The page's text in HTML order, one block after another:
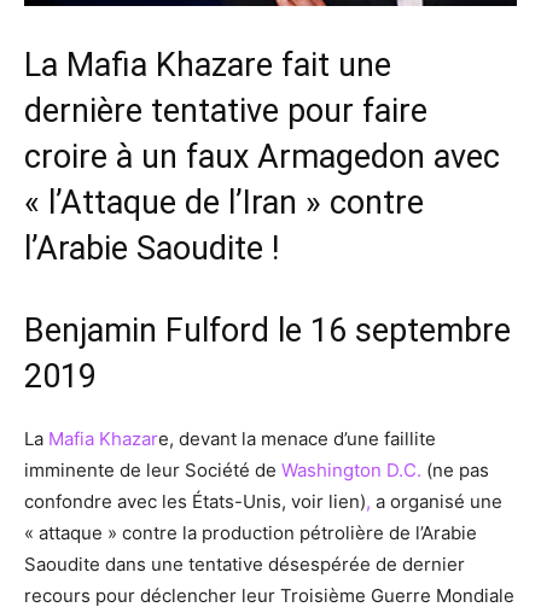
La Mafia Khazare fait une
dernière tentative pour faire
croire à un faux Armagedon avec
« l’Attaque de l’Iran » contre
l’Arabie Saoudite !
Benjamin Fulford le 16 septembre
2019
La Mafia Khazare, devant la menace d’une faillite
imminente de leur Société de Washington D.C. (ne pas
confondre avec les États-Unis, voir lien), a organisé une
« attaque » contre la production pétrolière de l’Arabie
Saoudite dans une tentative désespérée de dernier
recours pour déclencher leur Troisième Guerre Mondiale